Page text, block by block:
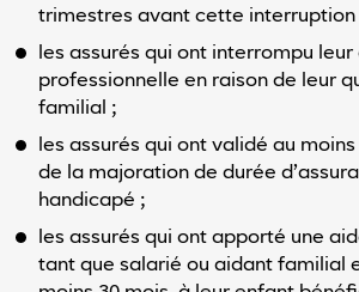
trimestres avant cette interruption
les assurés qui ont interrompu
professionnelle en raison de leur
familial ;
les assurés qui ont validé au
de la majoration de durée
handicapé ;
les assurés qui ont apporté une
tant que salarié ou aidant familial